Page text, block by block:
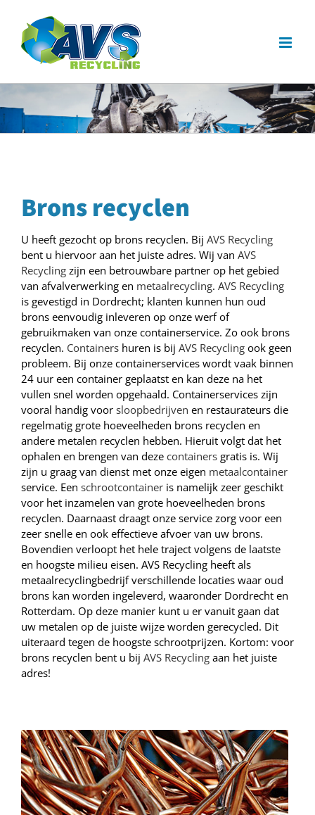
inhoud
Brons recyclen
U heeft gezocht op brons recyclen. Bij AVS Recycling
bent u hiervoor aan het juiste adres. Wij van AVS
Recycling zijn een betrouwbare partner op het gebied
van afvalverwerking en metaalrecycling. AVS Recycling
is gevestigd in Dordrecht; klanten kunnen hun oud
brons eenvoudig inleveren op onze werf of
gebruikmaken van onze containerservice. Zo ook brons
recyclen. Containers huren is bij AVS Recycling ook geen
probleem. Bij onze containerservices wordt vaak binnen
24 uur een container geplaatst en kan deze na het
vullen snel worden opgehaald. Containerservices zijn
vooral handig voor sloopbedrijven en restaurateurs die
regelmatig grote hoeveelheden brons recyclen en
andere metalen recyclen hebben. Hieruit volgt dat het
ophalen en brengen van deze containers gratis is. Wij
zijn u graag van dienst met onze eigen metaalcontainer
service. Een schrootcontainer is namelijk zeer geschikt
voor het inzamelen van grote hoeveelheden brons
recyclen. Daarnaast draagt onze service zorg voor een
zeer snelle en ook effectieve afvoer van uw brons.
Bovendien verloopt het hele traject volgens de laatste
en hoogste milieu eisen. AVS Recycling heeft als
metaalrecyclingbedrijf verschillende locaties waar oud
brons kan worden ingeleverd, waaronder Dordrecht en
Rotterdam. Op deze manier kunt u er vanuit gaan dat
uw metalen op de juiste wijze worden gerecycled. Dit
uiteraard tegen de hoogste schrootprijzen. Kortom: voor
brons recyclen bent u bij AVS Recycling aan het juiste
adres!